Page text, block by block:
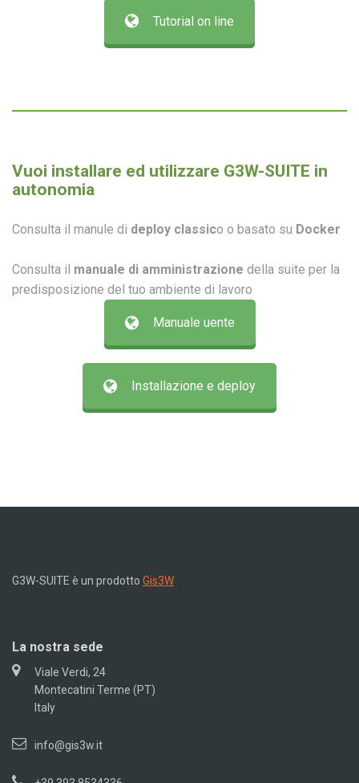
Tutorial on line
Vuoi installare ed utilizzare G3W-SUITE in
autonomia
Consulta il manule di deploy classico o basato su Docker
Consulta il manuale di amministrazione della suite per la
predisposizione del tuo ambiente di lavoro
Manuale uente
Installazione e deploy
G3W-SUITE è un prodotto Gis3W
La nostra sede
Viale Verdi, 24
Montecatini Terme (PT)
Italy
info@gis3w.it